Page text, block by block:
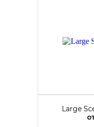
Large